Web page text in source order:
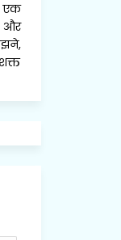
एक
और